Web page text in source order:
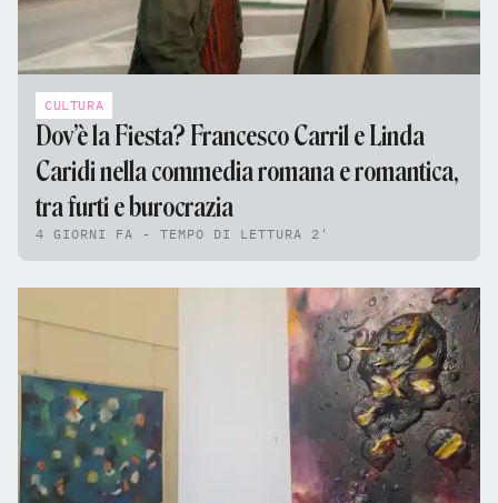
CULTURA
Dov’è la Fiesta? Francesco Carril e Linda
Caridi nella commedia romana e romantica,
tra furti e burocrazia
4 GIORNI FA - TEMPO DI LETTURA 2'